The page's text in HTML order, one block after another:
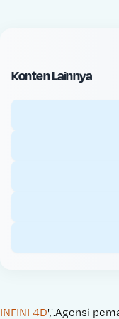
c
e
Konten Lainnya
INFINI 4D','.Agensi